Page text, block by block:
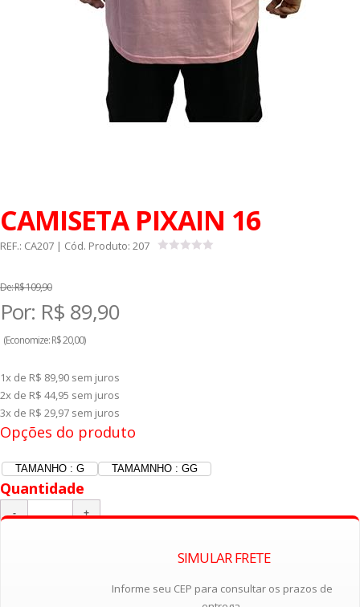
CAMISETA PIXAIN 16
REF.: CA207 | Cód. Produto: 207
De:R$ 109,90
Por: R$ 89,90
(Economize:R$ 20,00)
1x de R$ 89,90 sem juros
2x de R$ 44,95 sem juros
3x de R$ 29,97 sem juros
Opções do produto
TAMANHO : G TAMAMNHO : GG
Quantidade
SIMULAR FRETE
Informe seu CEP para consultar os prazos de